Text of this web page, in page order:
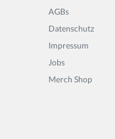
AGBs
Datenschutz
Impressum
Jobs
Merch Shop